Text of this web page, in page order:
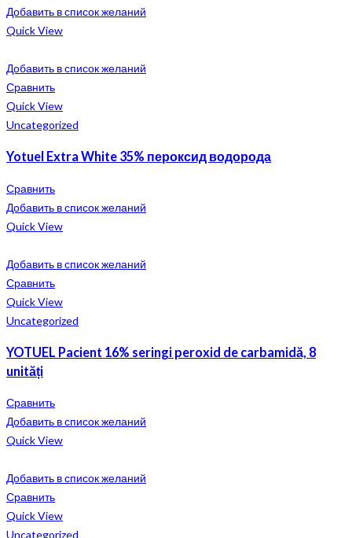
Добавить в список желаний
Quick View
Добавить в список желаний
Сравнить
Quick View
Uncategorized
Yotuel Extra White 35% пероксид водорода
Сравнить
Добавить в список желаний
Quick View
Добавить в список желаний
Сравнить
Quick View
Uncategorized
YOTUEL Pacient 16% seringi peroxid de carbamidă, 8
unități
Сравнить
Добавить в список желаний
Quick View
Добавить в список желаний
Сравнить
Quick View
Uncategorized